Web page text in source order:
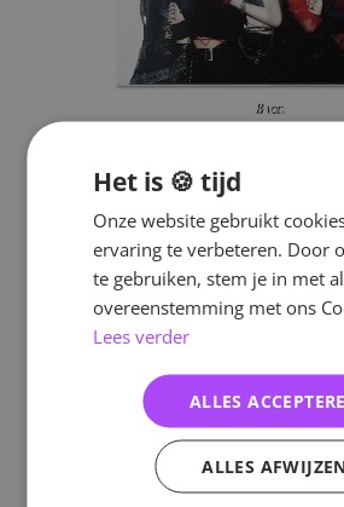
Het is 🍪 tijd
Onze website gebruikt
ervaring te verbeteren. Door
te gebruiken, stem je in met
overeenstemming met ons
Lees verder
ALLES
ALLES